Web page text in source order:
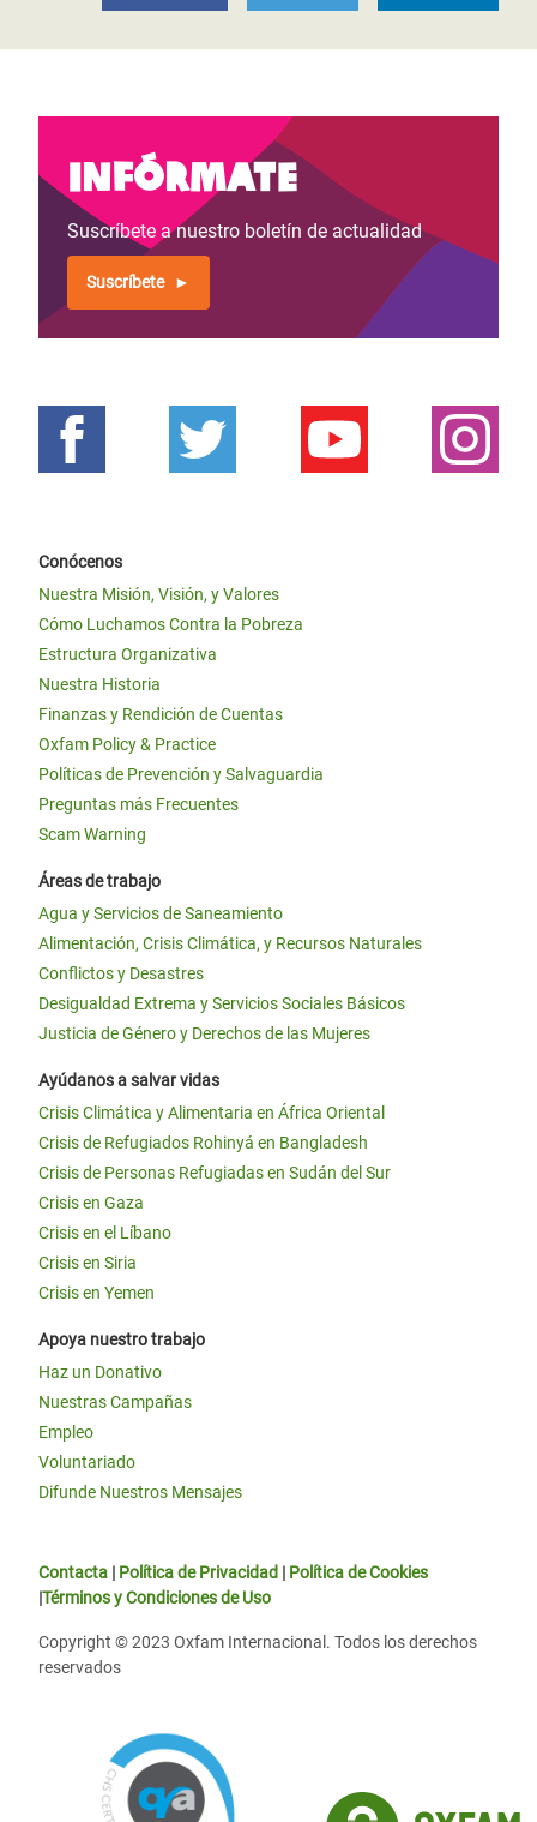
Infórmate
Suscríbete a nuestro boletín de actualidad
Suscríbete
Conócenos
Nuestra Misión, Visión, y Valores
Cómo Luchamos Contra la Pobreza
Estructura Organizativa
Nuestra Historia
Finanzas y Rendición de Cuentas
Oxfam Policy & Practice
Políticas de Prevención y Salvaguardia
Preguntas más Frecuentes
Scam Warning
Áreas de trabajo
Agua y Servicios de Saneamiento
Alimentación, Crisis Climática, y Recursos Naturales
Conflictos y Desastres
Desigualdad Extrema y Servicios Sociales Básicos
Justicia de Género y Derechos de las Mujeres
Ayúdanos a salvar vidas
Crisis Climática y Alimentaria en África Oriental
Crisis de Refugiados Rohinyá en Bangladesh
Crisis de Personas Refugiadas en Sudán del Sur
Crisis en Gaza
Crisis en el Líbano
Crisis en Siria
Crisis en Yemen
Apoya nuestro trabajo
Haz un Donativo
Nuestras Campañas
Empleo
Voluntariado
Difunde Nuestros Mensajes
Contacta | Política de Privacidad | Política de Cookies
|Términos y Condiciones de Uso
Copyright © 2023 Oxfam Internacional. Todos los derechos
reservados